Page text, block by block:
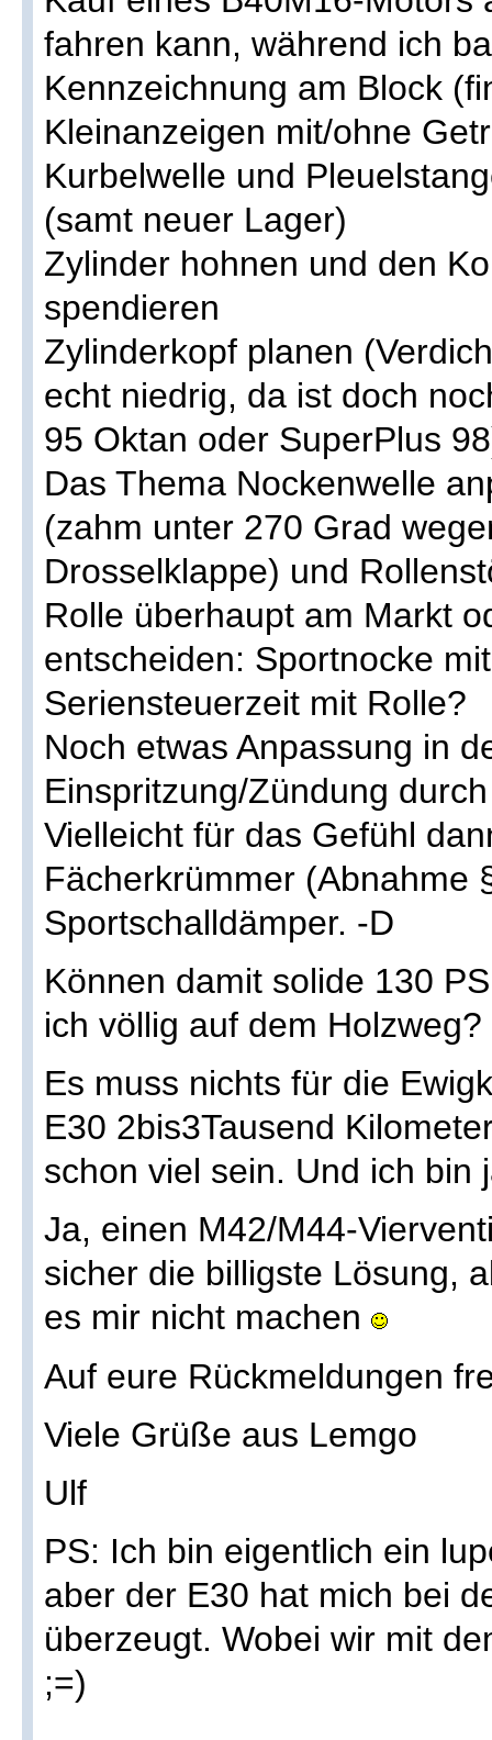
fahren kann, während ich
Kennzeichnung am Block
Kleinanzeigen mit/ohne
Kurbelwelle und
(samt neuer Lager)
Zylinder hohnen und den
spendieren
Zylinderkopf planen
echt niedrig, da ist doch
95 Oktan oder SuperPlus
Das Thema Nockenwelle
(zahm unter 270 Grad
Drosselklappe) und
Rolle überhaupt am Markt
entscheiden: Sportnocke
Seriensteuerzeit mit Rolle?
Noch etwas Anpassung in
Einspritzung/Zündung
Vielleicht für das Gefühl
Fächerkrümmer (Abnahme
Sportschalldämper. -D
Können damit solide 130
ich völlig auf dem Holzweg?
Es muss nichts für die
E30 2bis3Tausend
schon viel sein. Und ich bin
Ja, einen M42/M44-
sicher die billigste Lösung,
es mir nicht machen
Auf eure Rückmeldungen
Viele Grüße aus Lemgo
Ulf
PS: Ich bin eigentlich ein
aber der E30 hat mich bei
überzeugt. Wobei wir mit
;=)